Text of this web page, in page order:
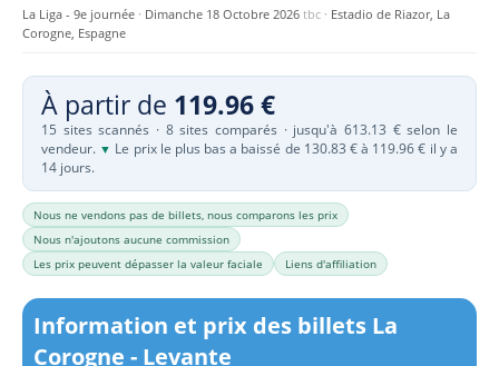
La Liga - 9e journée Dimanche 18 Octobre 2026 tbc
Estadio de Riazor, La
Corogne, Espagne
À partir de 119.96 €
15 sites scannés · 8 sites comparés · jusqu'à 613.13 € selon le
vendeur. ▼ Le prix le plus bas a baissé de 130.83 € à 119.96 € il y a
14 jours.
Nous ne vendons pas de billets, nous comparons les prix
Nous n'ajoutons aucune commission
Les prix peuvent dépasser la valeur faciale
Liens d'affiliation
Information et prix des billets La
Corogne - Levante